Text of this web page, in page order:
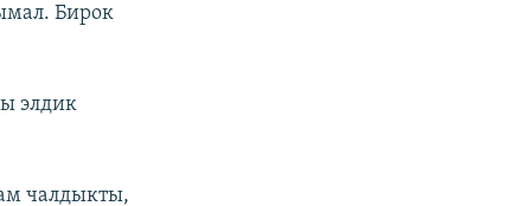
Бирок
элдик
чалдыкты,